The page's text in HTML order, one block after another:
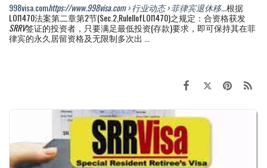
998visa.comhttps://www.998visa.com › 行业动态 › 菲律宾退休移...根据
LOI1470法案第二章第2节(Sec.2,RuleIIofLOI1470)之规定：合资格获发
SRRV签证的投资者，只要满足最低投资(存款)要求，即可保持其在菲
律宾的永久居留资格及无限制多次出 ...